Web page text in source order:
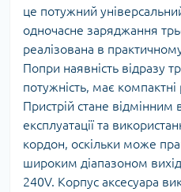
це потужний
одночасне заряджання
реалізована в
Попри наявність відразу
потужність, має
Пристрій стане
експлуатації та
кордон, оскільки може
широким діапазоном
240V. Корпус аксесуара